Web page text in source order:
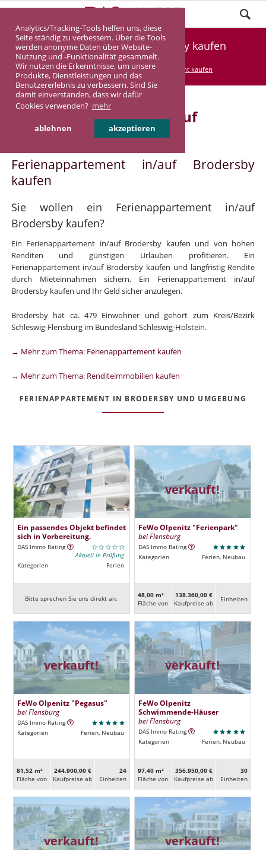
Analytics/Tracking-Tools helfen uns, diese
Seite ständig zu verbessern. Über die Tools
werden anonyme Daten über Website-
Nutzung und -Funktionalität gesammelt.
Wir nutzen die Erkenntnisse, um unsere
Produkte, Dienstleistungen und das
Benutzererlebnis zu verbessern. Sind Sie
damit einverstanden, dass wir dafür
Cookies verwenden? mehr
ablehnen akzeptieren
Ferienappartement Brodersby kaufen
DASINVEST Service Ferienappartement kaufen
Ferienappartement in/auf
Brodersby
Ferienappartement in/auf Brodersby
kaufen
Sie wollen ein Ferienappartement in/auf
Brodersby kaufen?
Ein Ferienappartement in/auf Brodersby kaufen und von hohen
Renditen und günstigen Urlauben profitieren. Ein
Ferienappartement in/auf Brodersby kaufen und langfristig Rendite
durch Mieteinnahmen sichern. Ein Ferienappartement in/auf
Brodersby kaufen und Ihr Geld sicher anzulegen.
Brodersby hat ca. 479 Einwohner und gehört zum Kreis/Bezirk
Schleswig-Flensburg im Bundesland Schleswig-Holstein.
→ Mehr zum Thema: Ferienappartement kaufen
→ Mehr zum Thema: Renditeimmobilien kaufen
FERIENAPPARTEMENT IN BRODERSBY UND UMGEBUNG
Ein passendes Objekt befindet
sich in Vorbereitung.
DAS Immo Rating
Aktuell in Prüfung
Kategorien
Ferien
Bitte sprechen Sie uns direkt an.
verkauft!
FeWo Olpenitz "Ferienpark"
bei Flensburg
DAS Immo Rating
Kategorien
Ferien, Neubau
48,00 m²
Fläche von
138.360,00 €
Kaufpreise ab
Ein­heiten
verkauft!
FeWo Olpenitz "Pegasus"
bei Flensburg
DAS Immo Rating
Kategorien
Ferien, Neubau
81,52 m²
Fläche von
244.900,00 €
Kaufpreise ab
24
Ein­heiten
verkauft!
FeWo Olpenitz
Schwimmende-Häuser
bei Flensburg
DAS Immo Rating
Kategorien
Ferien, Neubau
97,40 m²
Fläche von
356.950,00 €
Kaufpreise ab
30
Ein­heiten
verkauft! verkauft!